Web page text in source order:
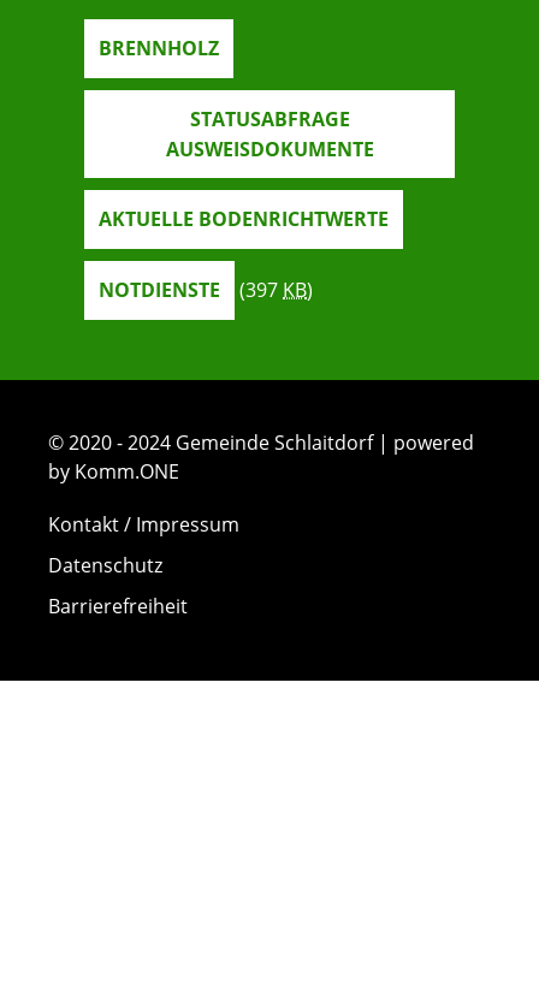
BRENNHOLZ
STATUSABFRAGE
AUSWEISDOKUMENTE
AKTUELLE BODENRICHTWERTE
NOTDIENSTE (397 KB)
© 2020 - 2024 Gemeinde Schlaitdorf | powered
by Komm.ONE
Kontakt / Impressum
Datenschutz
Barrierefreiheit